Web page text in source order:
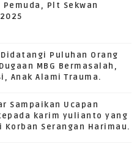
Pemuda, Plt Sekwan
Puluhan Orang
MBG Bermasalah,
Anak Alami Trauma.
Sampaikan Ucapan
karim yulianto yang
Serangan Harimau.